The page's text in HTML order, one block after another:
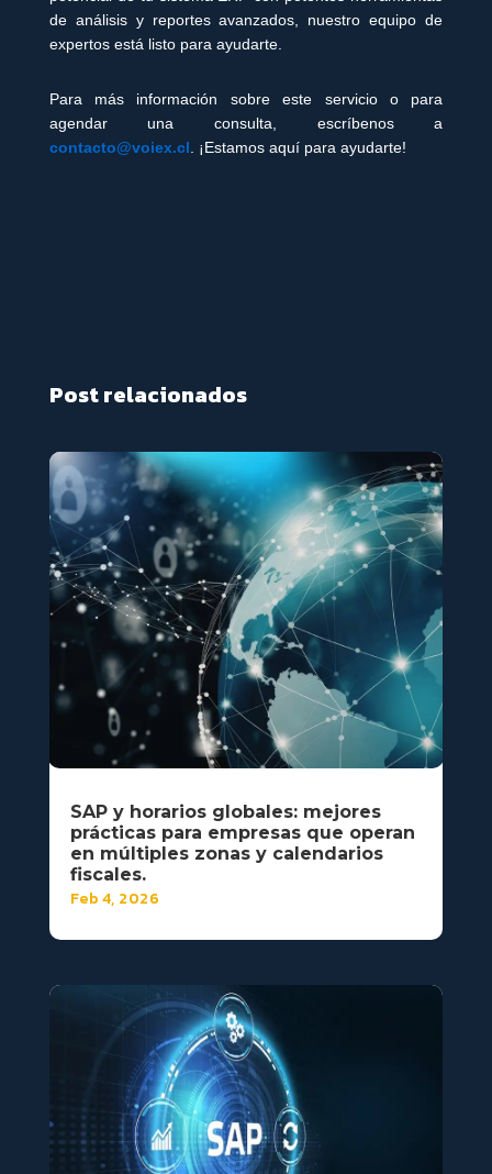
de análisis y reportes avanzados, nuestro equipo de
expertos está listo para ayudarte.
Para más información sobre este servicio o para
agendar una consulta, escríbenos a
contacto@voiex.cl . ¡Estamos aquí para ayudarte!
Post relacionados
SAP y horarios globales: mejores
prácticas para empresas que operan
en múltiples zonas y calendarios
fiscales.
Feb 4, 2026